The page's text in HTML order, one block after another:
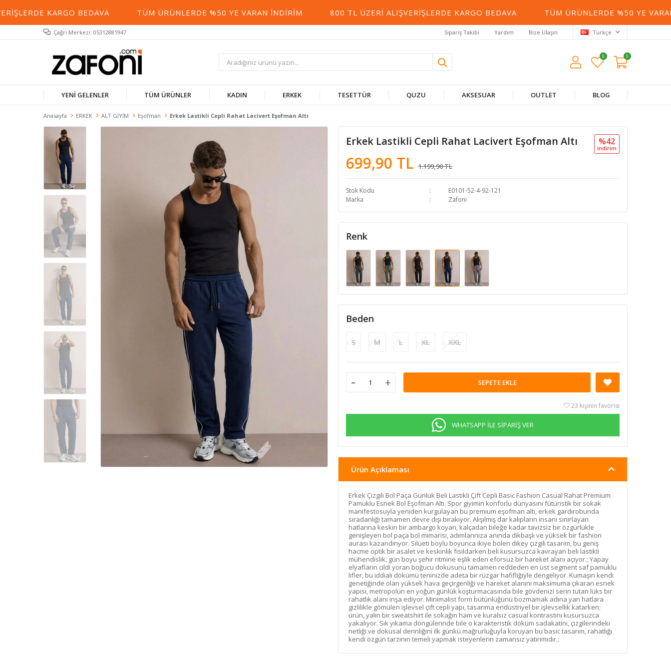
KARGO BEDAVA TÜM ÜRÜNLERDE %50 YE VARAN İNDIRIM 800 TL ÜZERI ALIŞVERIŞLERDE KARGO BEDAVA TÜM ÜRÜNLERDE %50 YE VARAN
Çağrı Merkezi: 05312881947 Sipariş Takibi Yardım Bize Ulaşın Türkçe
0 0
YENİ GELENLER TÜM ÜRÜNLER KADIN ERKEK TESETTÜR QUZU AKSESUAR OUTLET BLOG
Anasayfa ERKEK ALT GİYİM Eşofman Erkek Lastikli Cepli Rahat Lacivert Eşofman Altı
Erkek Lastikli Cepli Rahat Lacivert Eşofman Altı
699,90 TL 1.199,90 TL
%42
i̇ndi̇ri̇m
Stok Kodu
E0101-52-4-92-121
Marka
Zafoni
Renk
Beden
S M L XL XXL
- + SEPETE EKLE
23 kişinin favorisi
WHATSAPP İLE SİPARİŞ VER
Ürün Açıklaması
Erkek Çizgili Bol Paça Günlük Beli Lastikli Çift Cepli Basic Fashion Casual Rahat Premium
Pamuklu Esnek Bol Eşofman Altı. Spor giyimin konforlu dünyasını fütüristik bir sokak
manifestosuyla yeniden kurgulayan bu premium eşofman altı, erkek gardırobunda
sıradanlığı tamamen devre dışı bırakıyor. Alışılmış dar kalıpların insanı sınırlayan
hatlarına keskin bir ambargo koyan, kalçadan bileğe kadar tavizsiz bir özgürlükle
genişleyen bol paça bol mimarisi, adımlarınıza anında dikbaşlı ve yüksek bir fashion
aurası kazandırıyor. Silüeti boylu boyunca ikiye bölen dikey çizgili tasarım, bu geniş
hacme optik bir asalet ve keskinlik fısıldarken beli kusursuzca kavrayan beli lastikli
mühendislik, gün boyu şehir ritmine eşlik eden eforsuz bir hareket alanı açıyor.; Yapay
elyafların cildi yoran boğucu dokusunu tamamen reddeden en üst segment saf pamuklu
lifler, bu iddialı dökümü teninizde adeta bir rüzgar hafifliğiyle dengeliyor. Kumaşın kendi
genetiğinde olan yüksek hava geçirgenliği ve hareket alanını maksimuma çıkaran esnek
yapısı, metropolün en yoğun günlük koşturmacasında bile gövdenizi serin tutan lüks bir
rahatlık alanı inşa ediyor. Minimalist form bütünlüğünü bozmamak adına yan hatlara
gizlilikle gömülen işlevsel çift cepli yapı, tasarıma endüstriyel bir işlevsellik katarken;
ürün, yalın bir sweatshirt ile sokağın ham ve kuralsız casual kontrastını kusursuzca
yakalıyor. Sık yıkama döngülerinde bile o karakteristik döküm sadakatini, çizgilerindeki
netliği ve dokusal derinliğini ilk günkü mağrurluğuyla koruyan bu basic tasarım, rahatlığı
kendi özgün tarzının temeli yapmak isteyenlerin zamansız yatırımıdır.;